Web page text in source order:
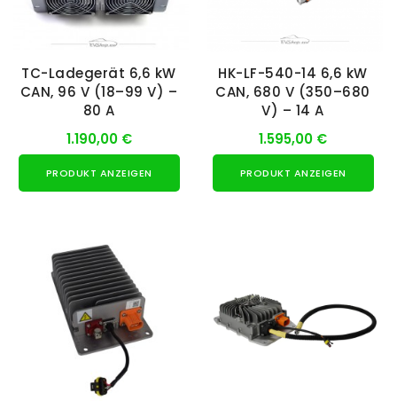
TC-Ladegerät 6,6 kW
CAN, 96 V (18–99 V) –
80 A
1.190,00 €
PRODUKT ANZEIGEN
HK-LF-540-14 6,6 kW
CAN, 680 V (350–680
V) – 14 A
1.595,00 €
PRODUKT ANZEIGEN